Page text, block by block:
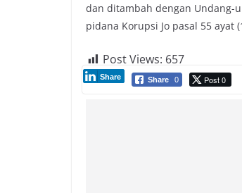
dan ditambah dengan Undang-
pidana Korupsi Jo pasal 55 ayat
Post Views: 657
Share 0 Post 0
Share